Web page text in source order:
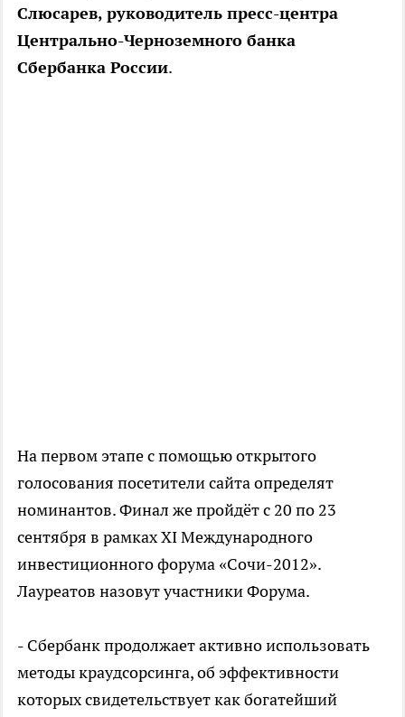
Слюсарев, руководитель пресс-центра
Центрально-Черноземного банка
Сбербанка России.
На первом этапе с помощью открытого
голосования посетители сайта определят
номинантов. Финал же пройдёт с 20 по 23
сентября в рамках XI Международного
инвестиционного форума «Сочи-2012».
Лауреатов назовут участники Форума.
- Сбербанк продолжает активно использовать
методы краудсорсинга, об эффективности
которых свидетельствует как богатейший